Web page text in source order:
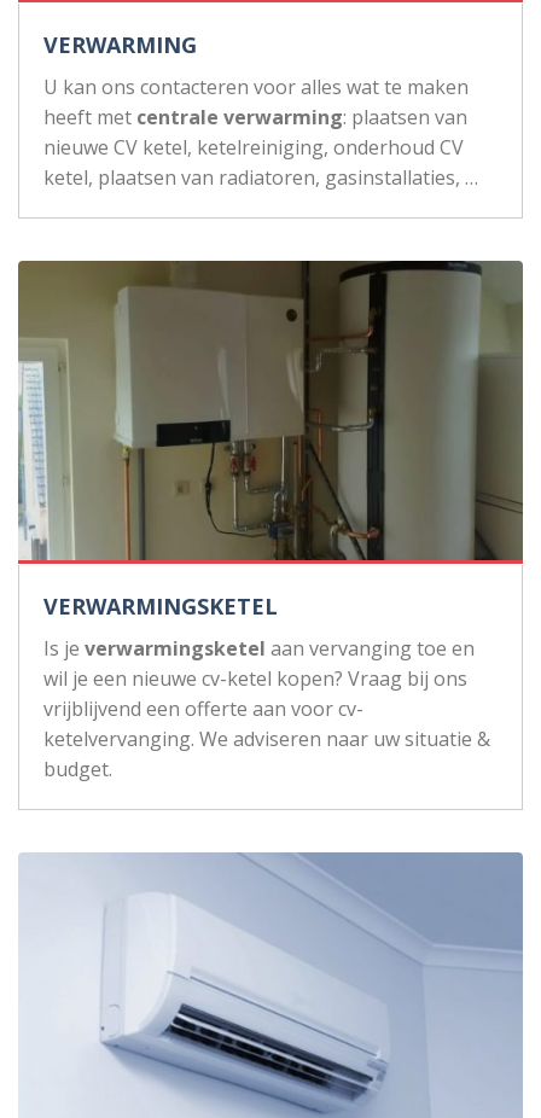
VERWARMING
U kan ons contacteren voor alles wat te maken
heeft met centrale verwarming: plaatsen van
nieuwe CV ketel, ketelreiniging, onderhoud CV
ketel, plaatsen van radiatoren, gasinstallaties, …
VERWARMINGSKETEL
Is je verwarmingsketel aan vervanging toe en
wil je een nieuwe cv-ketel kopen? Vraag bij ons
vrijblijvend een offerte aan voor cv-
ketelvervanging. We adviseren naar uw situatie &
budget.